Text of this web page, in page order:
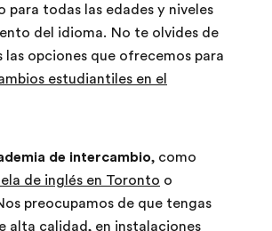
para todas las edades y niveles
del idioma. No te olvides de
las opciones que ofrecemos para
estudiantiles en el
de intercambio, como
de inglés en Toronto o
preocupamos de que tengas
alta calidad, en instalaciones